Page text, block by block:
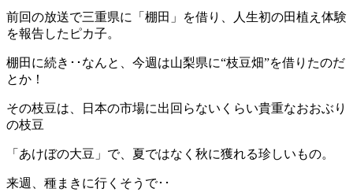
前回の放送で三重県に「棚田」を借り、人生初の田植え体験
を報告したピカ子。
棚田に続き･･なんと、今週は山梨県に“枝豆畑”を借りたのだ
とか！
その枝豆は、日本の市場に出回らないくらい貴重なおおぶり
の枝豆
「あけぼの大豆」で、夏ではなく秋に獲れる珍しいもの。
来週、種まきに行くそうで･･